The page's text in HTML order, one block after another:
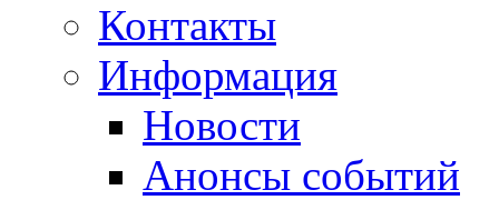
Контакты
Информация
Новости
Анонсы событий